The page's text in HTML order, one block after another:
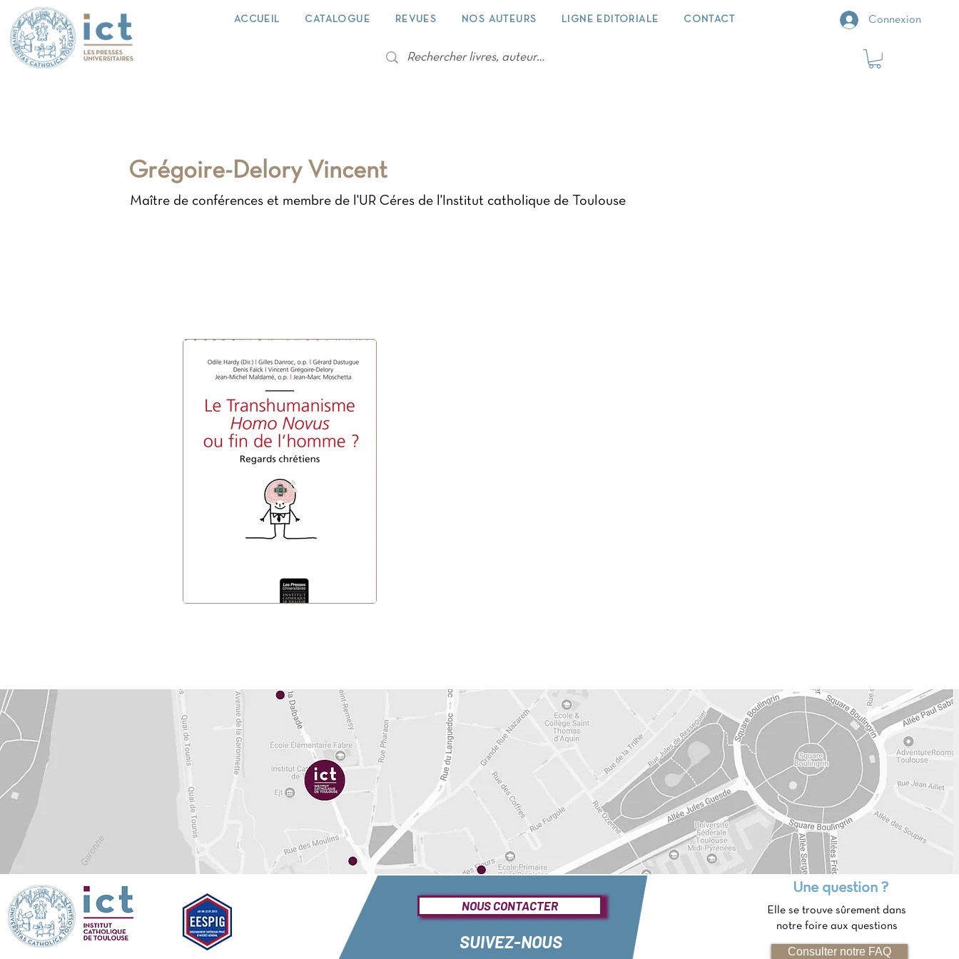
ACCUEIL CATALOGUE REVUES NOS AUTEURS LIGNE EDITORIALE CONTACT Connexion
Grégoire-Delory Vincent
Maître de conférences et membre de l'UR Céres de l'Institut catholique de Toulouse
NOUS CONTACTER
SUIVEZ-NOUS
Une question ?
Elle se trouve sûrement dans
notre foire aux questions
Consulter notre FAQ